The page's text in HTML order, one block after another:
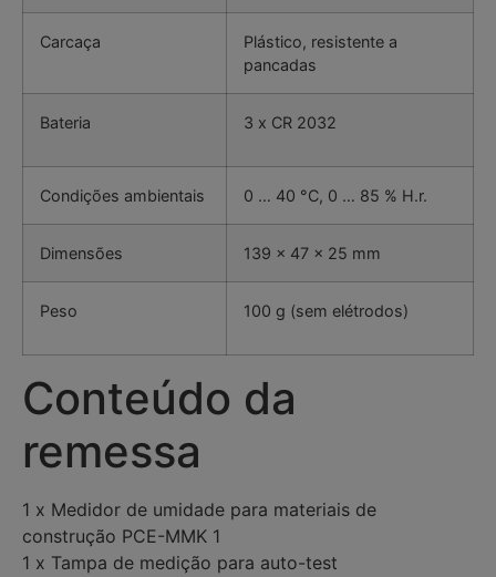
Carcaça
Plástico, resistente a
pancadas
Bateria 3 x CR 2032
Condições ambientais 0 … 40 °C, 0 … 85 % H.r.
Dimensões 139 x 47 x 25 mm
Peso 100 g (sem elétrodos)
Conteúdo da
remessa
1 x Medidor de umidade para materiais de
construção PCE-MMK 1
1 x Tampa de medição para auto-test